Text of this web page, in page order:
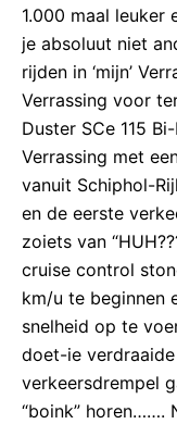
1.000 maal leuker
je absoluut niet
rijden in ‘mijn’
Verrassing voor
Duster SCe 115
Verrassing met
vanuit Schiphol-
en de eerste
zoiets van
cruise control
km/u te beginnen
snelheid op te
doet-ie
verkeersdrempel
“boink” horen…….